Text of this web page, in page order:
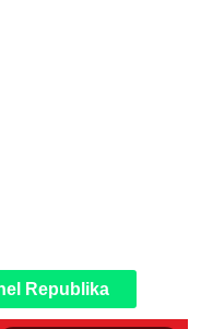
Republika